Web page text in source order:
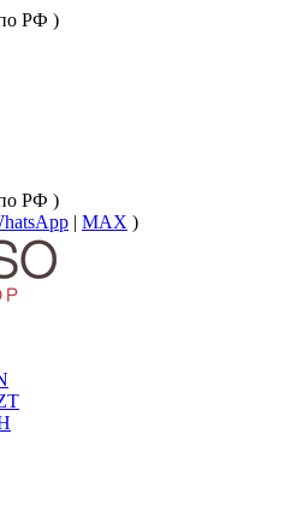
РФ )
РФ )
| MAX )